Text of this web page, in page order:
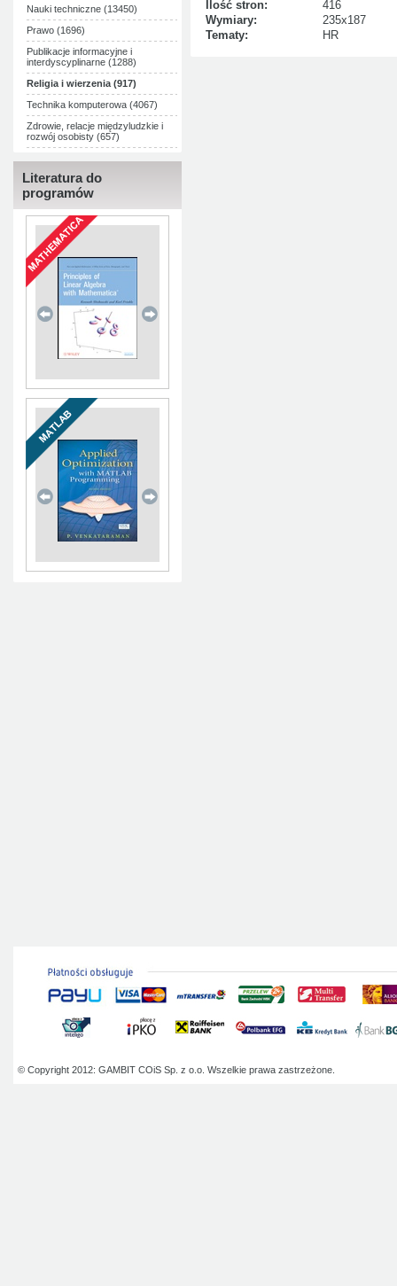
Nauki techniczne (13450)
Prawo (1696)
Publikacje informacyjne i
interdyscyplinarne (1288)
Religia i wierzenia (917)
Technika komputerowa (4067)
Zdrowie, relacje międzyludzkie i
rozwój osobisty (657)
Literatura do
programów
Ilość stron:
416
Wymiary:
235x187
Tematy:
HR
© Copyright 2012: GAMBIT COiS Sp. z o.o. Wszelkie prawa zastrzeżone.